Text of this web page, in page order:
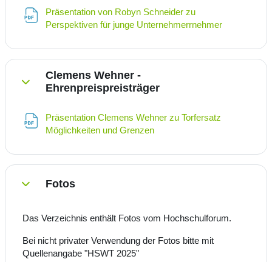
Präsentation von Robyn Schneider zu
Perspektiven für junge Unternehmerrnehmer
Einklappen
Clemens Wehner -
Ehrenpreispreisträger
Präsentation Clemens Wehner zu Torfersatz
Möglichkeiten und Grenzen
Einklappen
Fotos
Das Verzeichnis enthält Fotos vom Hochschulforum.
Bei nicht privater Verwendung der Fotos bitte mit
Quellenangabe "HSWT 2025"